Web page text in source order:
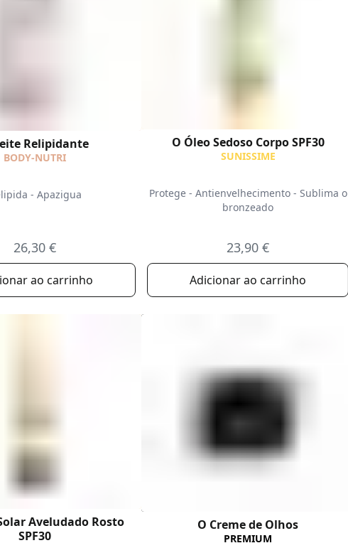
Relipidante
BODY-NUTRI
- Apazigua
26,30 €
ao carrinho
O Óleo Sedoso Corpo SPF30
SUNISSIME
Protege - Antienvelhecimento - Sublima o
bronzeado
23,90 €
Adicionar ao carrinho
Aveludado Rosto
SPF30
O Creme de Olhos
PREMIUM